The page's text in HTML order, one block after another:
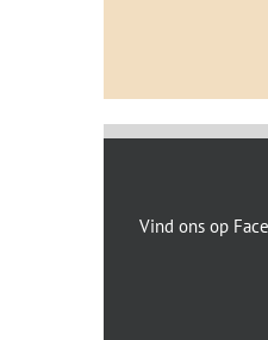
Vind ons op